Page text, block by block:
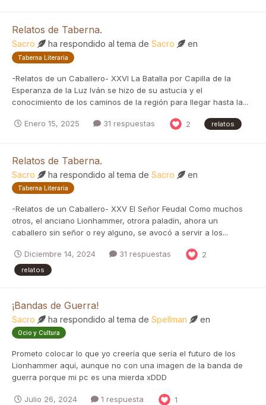
Relatos de Taberna.
Sacro ha respondido al tema de Sacro en
Taberna Literaria
-Relatos de un Caballero- XXVI La Batalla por Capilla de la
Esperanza de la Luz Iván se hizo de su astucia y el
conocimiento de los caminos de la región para llegar hasta la...
Enero 15, 2025 31 respuestas 2 relatos
Relatos de Taberna.
Sacro ha respondido al tema de Sacro en
Taberna Literaria
-Relatos de un Caballero- XXV El Señor Feudal Como muchos
otros, el anciano Lionhammer, otrora paladín, ahora un
caballero sin señor o rey alguno, se avocó a servir a los...
Diciembre 14, 2024 31 respuestas 2
relatos
¡Bandas de Guerra!
Sacro ha respondido al tema de Spellman en
Ocio y Cultura
Prometo colocar lo que yo creería que sería el futuro de los
Lionhammer aquí, aunque no con una imagen de la banda de
guerra porque mi pc es una mierda xDDD
Julio 26, 2024 1 respuesta 1